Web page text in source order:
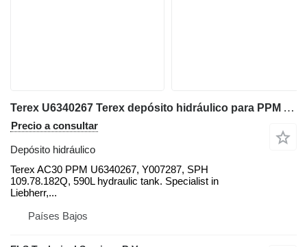
Terex U6340267 Terex depósito hidráulico para PPM AC30 grúa todo terreno
Precio a consultar
Depósito hidráulico
Terex AC30 PPM U6340267, Y007287, SPH
109.78.182Q, 590L hydraulic tank. Specialist in
Liebherr,...
Países Bajos